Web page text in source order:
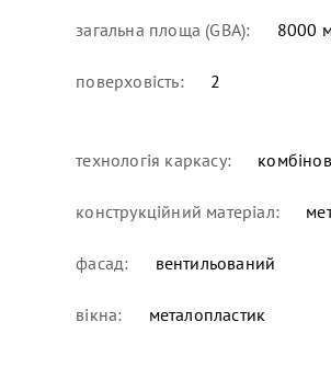
загальна площа (GBA): 8000
поверховість: 2
технологія каркасу:
конструкційний матеріал:
фасад: вентильований
вікна: металопластик